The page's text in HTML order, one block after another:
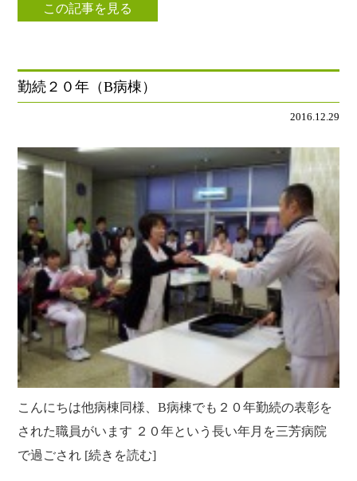
この記事を見る
勤続２０年（B病棟）
2016.12.29
こんにちは他病棟同様、B病棟でも２０年勤続の表彰を
された職員がいます ２０年という長い年月を三芳病院
で過ごされ [続きを読む]